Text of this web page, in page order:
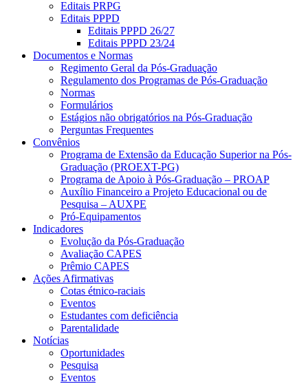
Editais PRPG
Editais PPPD
Editais PPPD 26/27
Editais PPPD 23/24
Documentos e Normas
Regimento Geral da Pós-Graduação
Regulamento dos Programas de Pós-Graduação
Normas
Formulários
Estágios não obrigatórios na Pós-Graduação
Perguntas Frequentes
Convênios
Programa de Extensão da Educação Superior na Pós-
Graduação (PROEXT-PG)
Programa de Apoio à Pós-Graduação – PROAP
Auxílio Financeiro a Projeto Educacional ou de
Pesquisa – AUXPE
Pró-Equipamentos
Indicadores
Evolução da Pós-Graduação
Avaliação CAPES
Prêmio CAPES
Ações Afirmativas
Cotas étnico-raciais
Eventos
Estudantes com deficiência
Parentalidade
Notícias
Oportunidades
Pesquisa
Eventos